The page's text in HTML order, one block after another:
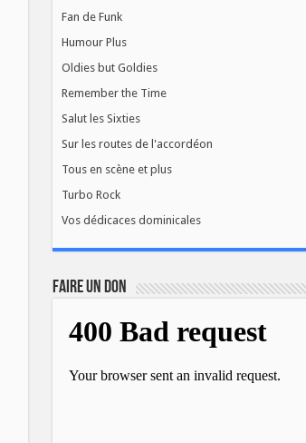
Fan de Funk
Humour Plus
Oldies but Goldies
Remember the Time
Salut les Sixties
Sur les routes de l'accordéon
Tous en scène et plus
Turbo Rock
Vos dédicaces dominicales
FAIRE UN DON